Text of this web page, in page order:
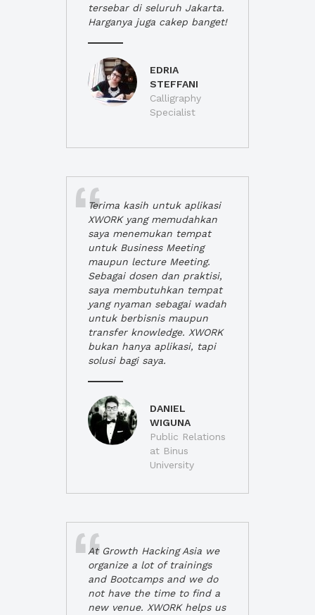
tersebar di seluruh Jakarta.
Harganya juga cakep banget!
EDRIA
STEFFANI
Calligraphy
Specialist
Terima kasih untuk aplikasi
XWORK yang memudahkan
saya menemukan tempat
untuk Business Meeting
maupun lecture Meeting.
Sebagai dosen dan praktisi,
saya membutuhkan tempat
yang nyaman sebagai wadah
untuk berbisnis maupun
transfer knowledge. XWORK
bukan hanya aplikasi, tapi
solusi bagi saya.
DANIEL
WIGUNA
Public Relations
at Binus
University
At Growth Hacking Asia we
organize a lot of trainings
and Bootcamps and we do
not have the time to find a
new venue. XWORK helps us